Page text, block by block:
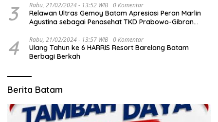
3 Rabu, 21/02/2024 - 13:52 WIB 0 Komentar
Relawan Ultras Gemoy Batam Apresiasi Peran Marlin
Agustina sebagai Penasehat TKD Prabowo-Gibran
4 Rabu, 21/02/2024 - 13:57 WIB 0 Komentar
Ulang Tahun ke 6 HARRIS Resort Barelang Batam
Berbagi Berkah
Berita Batam